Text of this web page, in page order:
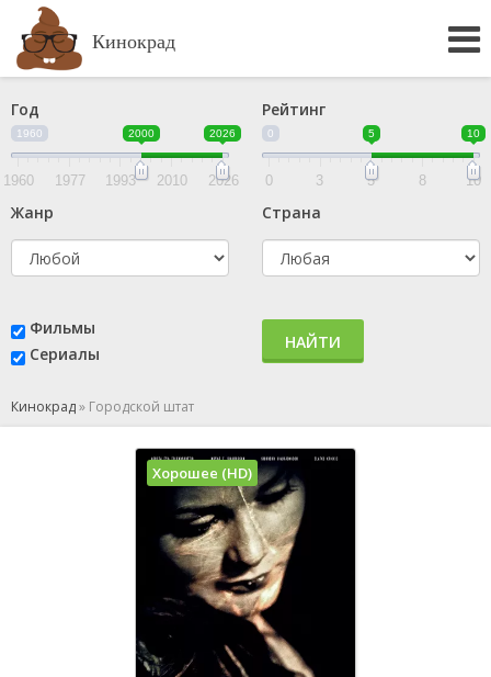
Кинокрад
Год
1960 2000 2026
1960 1977 1993 2010 2026
Рейтинг
0 5 10
0 3 5 8 10
Жанр Страна
Фильмы
Сериалы
НАЙТИ
Кинокрад» Городской штат
Хорошее (HD)